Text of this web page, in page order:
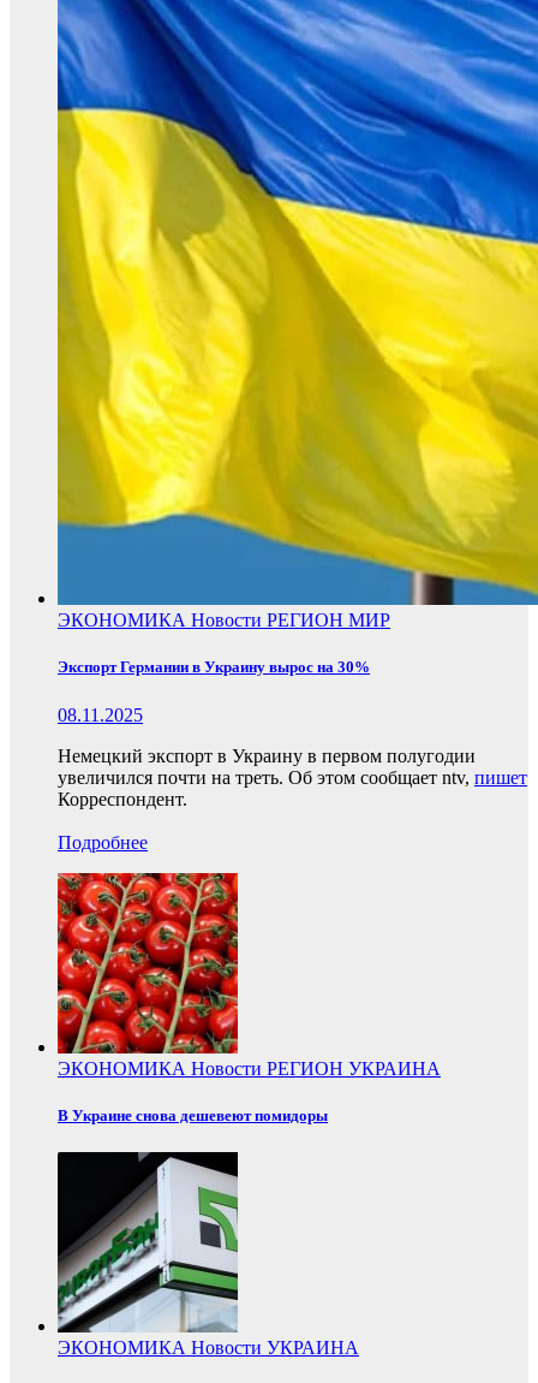
ЭКОНОМИКА Новости РЕГИОН МИР
Экспорт Германии в Украину вырос на 30%
08.11.2025
Немецкий экспорт в Украину в первом полугодии
увеличился почти на треть. Об этом сообщает ntv, пишет
Корреспондент.
Подробнее
ЭКОНОМИКА Новости РЕГИОН УКРАИНА
В Украине снова дешевеют помидоры
ЭКОНОМИКА Новости УКРАИНА